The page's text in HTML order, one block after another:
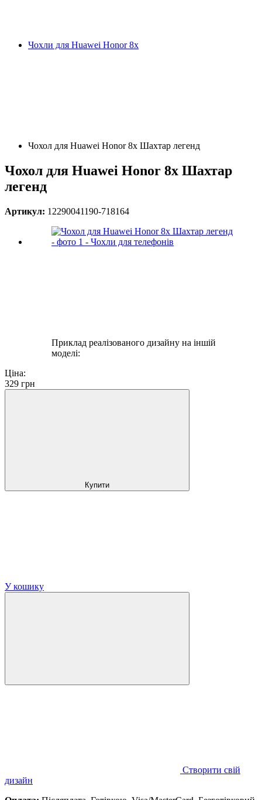
Чохли для Huawei Honor 8x
Чохол для Huawei Honor 8x Шахтар легенд
Чохол для Huawei Honor 8x Шахтар
легенд
Артикул: 12290041190-718164
Приклад реалізованого дизайну на іншій
моделі:
Ціна:
329 грн
Купити
У кошику
Створити свій
дизайн